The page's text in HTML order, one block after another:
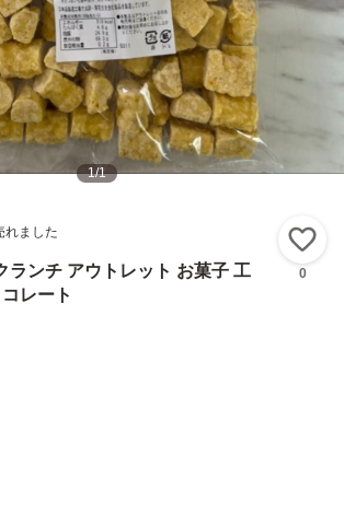
1/1
れました
ランチ アウトレット お菓子 工
レート
0